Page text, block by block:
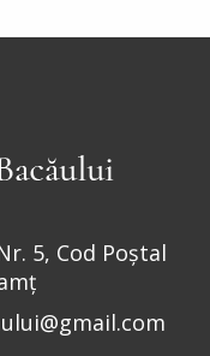
5, Cod Poștal